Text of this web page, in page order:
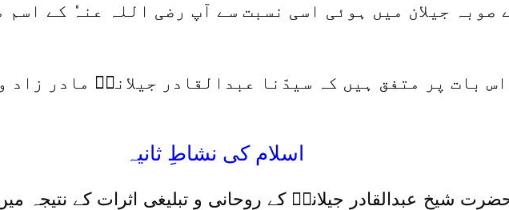
صوبہ جیلان میں ہوئی اسی نسبت سے آپ رضی اللہ عنہٗ کے اسم
بات پر متفق ہیں کہ سیدّنا عبدالقادر جیلانیؓ مادر زاد
اسلام کی نشاطِ ثانیہ
شیخ عبدالقادر جیلانیؓ کے روحانی و تبلیغی اثرات کے نتیجہ